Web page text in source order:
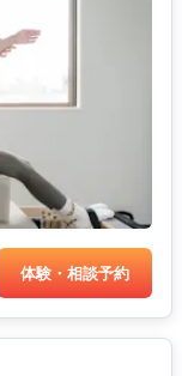
体験・相談予約